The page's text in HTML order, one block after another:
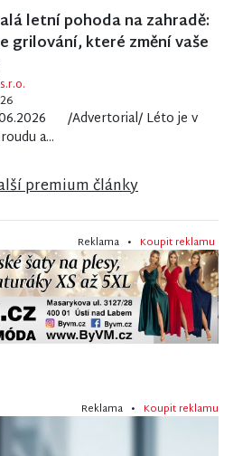
letní pohoda na zahradě:
grilování, které změní vaše
/Advertorial/ Léto je v
a...
premium články
Reklama • Koupit reklamu
Reklama • Koupit reklamu